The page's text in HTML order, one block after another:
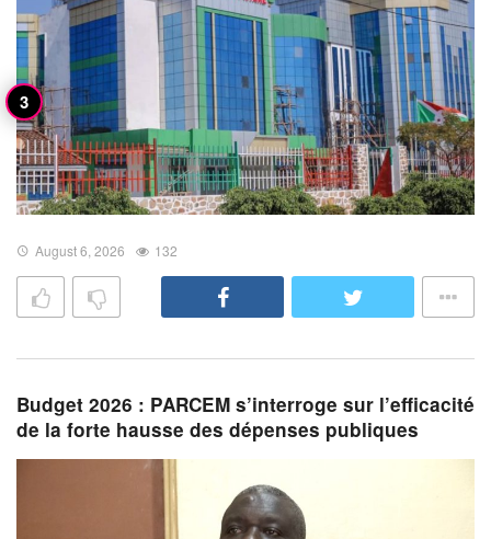
August 6, 2026 132
Budget 2026 : PARCEM s’interroge sur l’efficacité
de la forte hausse des dépenses publiques